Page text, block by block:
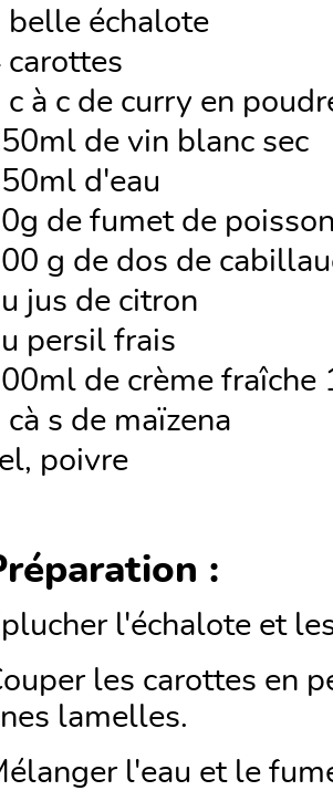
belle échalote
carottes
c à c de curry en
de vin blanc sec
d'eau
de fumet de
g de dos de
jus de citron
persil frais
de crème fraîche
cà s de maïzena
poivre
:
l'échalote et
les carottes en
lamelles.
l'eau et le